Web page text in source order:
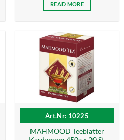
READ MORE
Art.Nr: 10225
MAHMOOD Teeblätter